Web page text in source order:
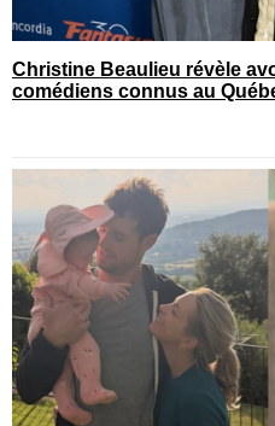
Christine Beaulieu révèle
comédiens connus au